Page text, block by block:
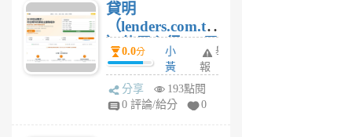
貸明
（lenders.com.tw
）使用心得 — 民
間貸款比較平台
體驗
0.0分
小
黃
蜂
1
舉
報
分享
193點閱
0 評論/給分
0